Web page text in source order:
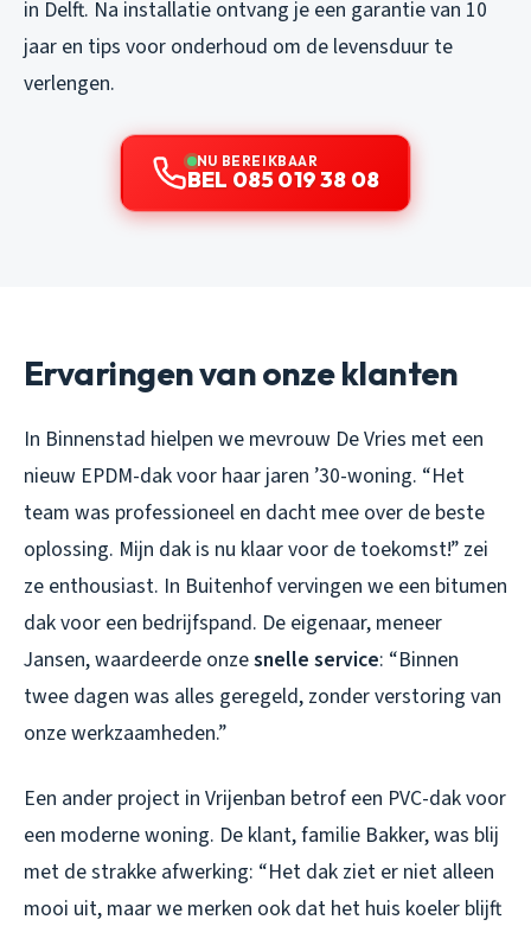
in Delft. Na installatie ontvang je een garantie van 10
jaar en tips voor onderhoud om de levensduur te
verlengen.
NU BEREIKBAAR
BEL 085 019 38 08
Ervaringen van onze klanten
In Binnenstad hielpen we mevrouw De Vries met een
nieuw EPDM-dak voor haar jaren ’30-woning. “Het
team was professioneel en dacht mee over de beste
oplossing. Mijn dak is nu klaar voor de toekomst!” zei
ze enthousiast. In Buitenhof vervingen we een bitumen
dak voor een bedrijfspand. De eigenaar, meneer
Jansen, waardeerde onzesnelle service: “Binnen
twee dagen was alles geregeld, zonder verstoring van
onze werkzaamheden.”
Een ander project in Vrijenban betrof een PVC-dak voor
een moderne woning. De klant, familie Bakker, was blij
met de strakke afwerking: “Het dak ziet er niet alleen
mooi uit, maar we merken ook dat het huis koeler blijft